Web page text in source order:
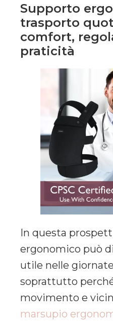
Supporto
trasporto
comfort,
praticità
In questa
ergonomico può
utile nelle
soprattutto
movimento e
marsupio